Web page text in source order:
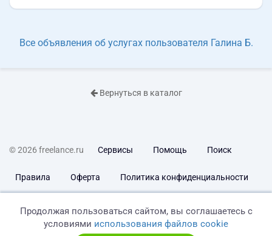
Все объявления об услугах пользователя Галина Б.
Вернуться в каталог
© 2026 freelance.ru Сервисы Помощь Поиск
Правила Оферта Политика конфиденциальности
Продолжая пользоваться сайтом, вы соглашаетесь с
условиями использования файлов cookie